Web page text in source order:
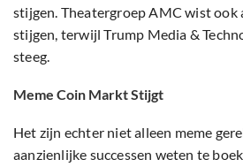
stijgen. Theatergroep AMC wist ook
stijgen, terwijl Trump Media &
steeg.
Meme Coin Markt Stijgt
Het zijn echter niet alleen meme
aanzienlijke successen weten te